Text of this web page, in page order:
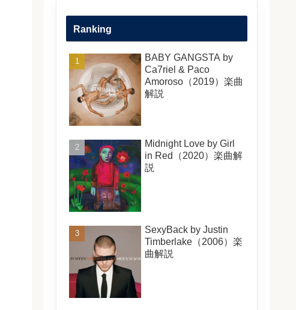
Ranking
BABY GANGSTA by
Ca7riel & Paco
Amoroso（2019）楽曲
解説
Midnight Love by Girl
in Red（2020）楽曲解
説
SexyBack by Justin
Timberlake（2006）楽
曲解説